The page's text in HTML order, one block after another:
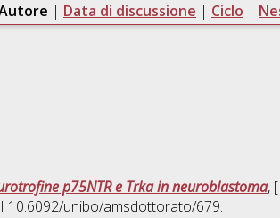
| Data di discussione | Ciclo |
p75NTR e Trka in neuroblastoma,
10.6092/unibo/amsdottorato/679.